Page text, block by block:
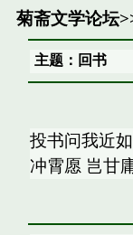
菊斋文学论坛
主题：回书
投书问我近
冲霄愿 岂甘